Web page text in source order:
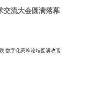
交流大会圆满落幕